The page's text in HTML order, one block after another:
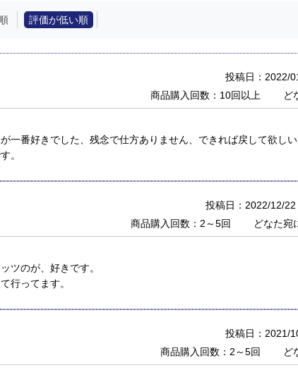
評価が低い順
投稿日：2022/
商品購入回数：10回以上
ど
一番好きでした、残念で仕方ありません、できれば戻して欲しい
。
投稿日：2022/12/22
商品購入回数：2～5回
どなた宛
ツのが、好きです。
行ってます。
投稿日：2021/
商品購入回数：2～5回
ど